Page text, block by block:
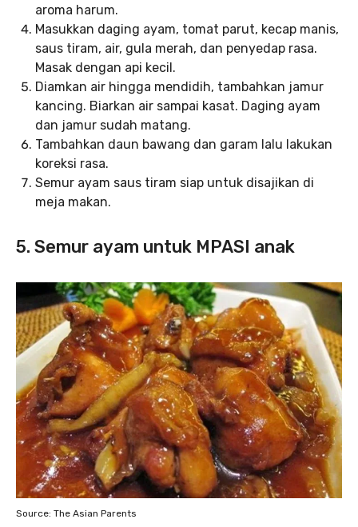
aroma harum.
Masukkan daging ayam, tomat parut, kecap manis,
saus tiram, air, gula merah, dan penyedap rasa.
Masak dengan api kecil.
Diamkan air hingga mendidih, tambahkan jamur
kancing. Biarkan air sampai kasat. Daging ayam
dan jamur sudah matang.
Tambahkan daun bawang dan garam lalu lakukan
koreksi rasa.
Semur ayam saus tiram siap untuk disajikan di
meja makan.
5. Semur ayam untuk MPASI anak
Source: The Asian Parents